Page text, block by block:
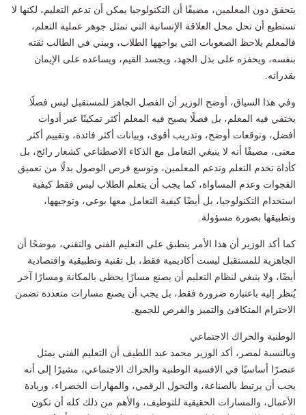
يتحقق دون المعلمين، مضيفًا أن التكنولوجيا يمكن أن تدعم التعليم، لكنها لا
تستطيع أن تحل محل العلاقة الإنسانية التي تمثل جوهر عملية التعلم،
فالمعلم يلاحظ الصعوبات التي يواجهها الطلاب، ويبني في الطالب ثقته
بنفسه، ويحفزه على بذل الجهد، ويجسد القيم، ويساعده على الإيمان
بقدراته.
وفي هذا السياق، أوضح الوزير أن الفصل الجاهز للمستقبل ليس فصلًا
يختفي فيه المعلم، بل فصلًا يصبح فيه المعلم أكثر تمكينًا عبر أدوات
أفضل، وتوقعات أوضح، وتدريب أقوى، وبيانات أكثر فائدة، وتقييم أكثر
معنى، مضيفًا أنه لا ينبغي التعامل مع الذكاء الاصطناعي كشعار رائج، بل
كأداة تخدم التعلم وتدعم المعلمين، وتوسع فرص الوصول بدلًا من تعميق
الفجوات وعدم المساواة، كما يجب أن يتعلم الطلاب ليس فقط كيفية
استخدام التكنولوجيا، بل أيضًا كيفية التعامل معها بوعي، وتوجيهها،
وتطبيقها بصورة مسؤولة.
كما أكد الوزير أن هذا الأمر ينطبق على التعليم الفني والتقني، موضحًا أن
الجاهزية للمستقبل ليست أكاديمية فقط، بل تقنية وتطبيقية واقتصادية
أيضًا، ولا ينبغي لنظام التعليم أن يصنع مسارًا يحظى بالمكانة ومسارًا آخر
يُنظر إليه باعتباره ضرورة فقط، بل يجب أن يصنع مسارات متعددة تضمن
الاحترام المتكافئ والتميز والفرص للجميع.
الوطنية والحراك الاجتماعي
وبالنسبة لمصر، أكد الوزير محمد عبد اللطيف أن التعليم الفني يمثل
عنصرًا أساسيًا في الافسية الوطنية والحراك الاجتماعي، مشيرًا إلى أنه
يجب أن يرتبط بالصناعة، والتحول الرقمي، والمهارات الخضراء، وريادة
الأعمال، والمسارات الحقيقية للتوظيف، والأهم من ذلك كله أن تكون